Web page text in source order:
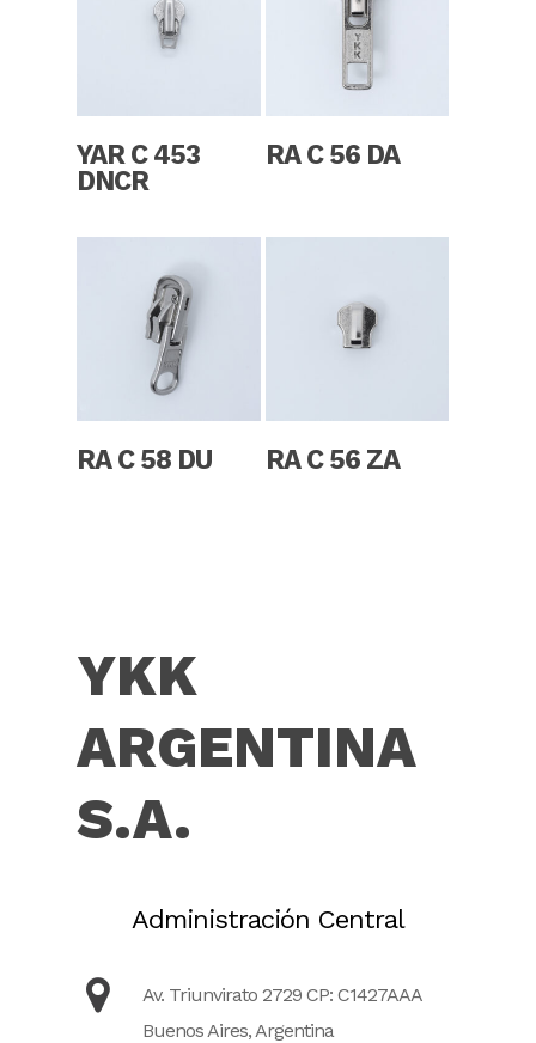
YAR C 453
DNCR
RA C 56 DA
RA C 58 DU RA C 56 ZA
YKK
ARGENTINA
S.A.
Administración Central
Av. Triunvirato 2729 CP: C1427AAA
Buenos Aires, Argentina